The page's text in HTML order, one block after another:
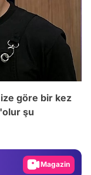
göre bir kez
şu
Video
Magazin